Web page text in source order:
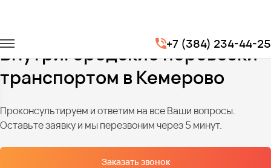
+7 (384) 234-44-25
Городские перевозки
Внутригородские перевозки
транспортом в Кемерово
Проконсультируем и ответим на все Ваши вопросы.
Оставьте заявку и мы перезвоним через 5 минут.
Заказать звонок